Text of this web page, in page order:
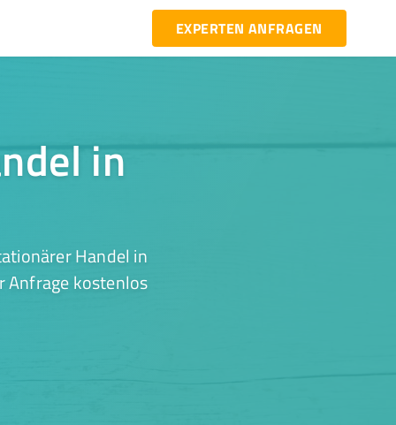
EXPERTEN ANFRAGEN
in
Handel in
Anfrage kostenlos